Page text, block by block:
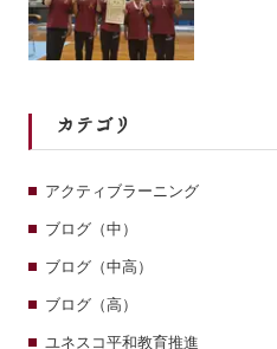
カテゴリ
アクティブラーニング
ブログ（中）
ブログ（中高）
ブログ（高）
ユネスコ平和教育推進